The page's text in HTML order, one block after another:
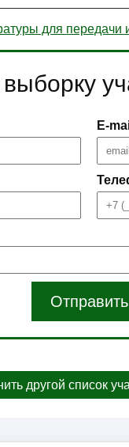
для передачи
выборку
E-
Отправить
другой список